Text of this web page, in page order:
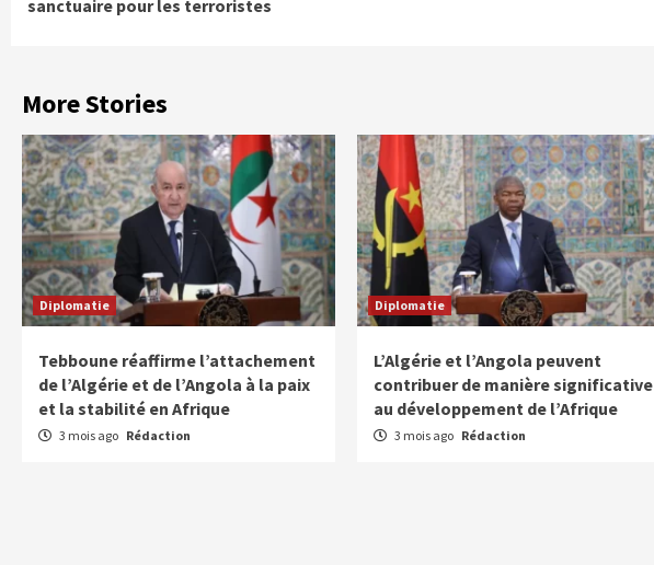
sanctuaire pour les terroristes
More Stories
Diplomatie
Tebboune réaffirme l’attachement
de l’Algérie et de l’Angola à la paix
et la stabilité en Afrique
3 mois ago Rédaction
Diplomatie
L’Algérie et l’Angola peuvent
contribuer de manière significative
au développement de l’Afrique
3 mois ago Rédaction